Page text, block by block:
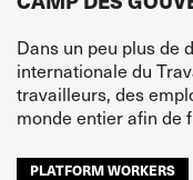
Dans un peu plus de
internationale du
travailleurs, des
monde entier afin de
PLATFORM WORKERS